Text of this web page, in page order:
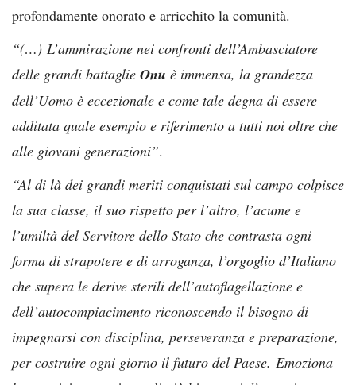
profondamente onorato e arricchito la comunità.
“(…) L’ammirazione nei confronti dell’Ambasciatore
delle grandi battaglie Onu è immensa, la grandezza
dell’Uomo è eccezionale e come tale degna di essere
additata quale esempio e riferimento a tutti noi oltre che
alle giovani generazioni”.
“Al di là dei grandi meriti conquistati sul campo colpisce
la sua classe, il suo rispetto per l’altro, l’acume e
l’umiltà del Servitore dello Stato che contrasta ogni
forma di strapotere e di arroganza, l’orgoglio d’Italiano
che supera le derive sterili dell’autoflagellazione e
dell’autocompiacimento riconoscendo il bisogno di
impegnarsi con disciplina, perseveranza e preparazione,
per costruire ogni giorno il futuro del Paese. Emoziona